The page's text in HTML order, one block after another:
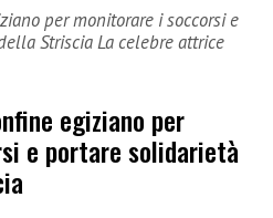
per monitorare i soccorsi e
Striscia La celebre attrice
egiziano per
e portare solidarietà